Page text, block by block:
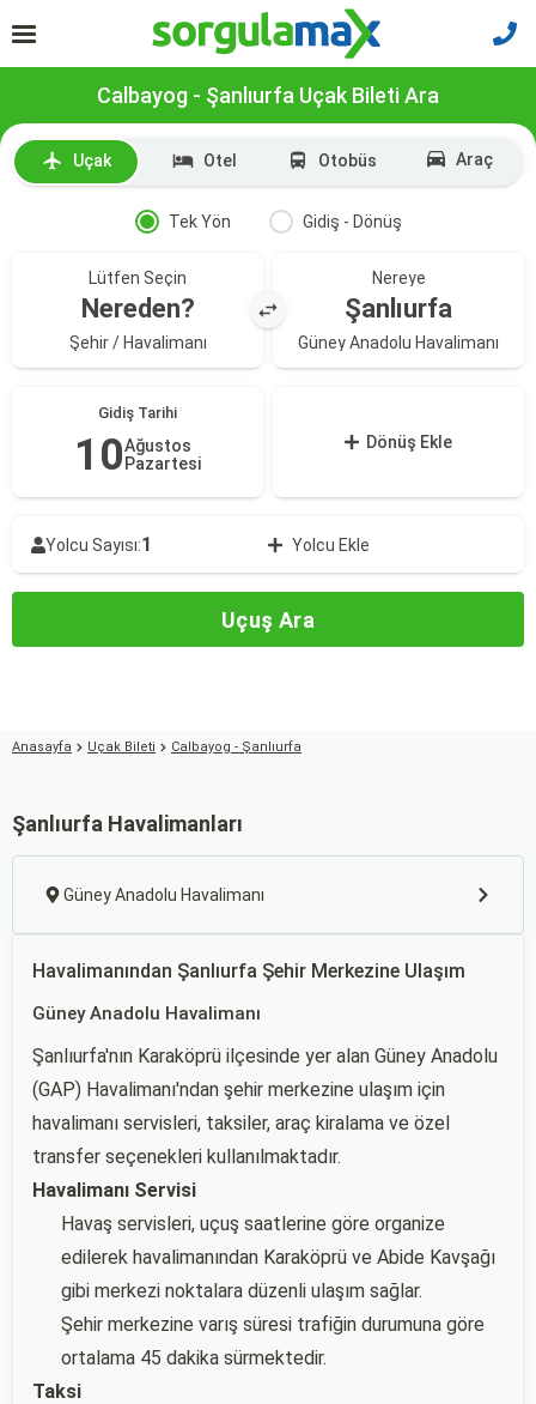
Calbayog - Şanlıurfa Uçak Bileti Ara
Uçak Otel Otobüs Araç
Tek Yön Gidiş - Dönüş
Lütfen Seçin
Nereden?
Şehir / Havalimanı
Nereye
Şanlıurfa
Güney Anadolu Havalimanı
Gidiş Tarihi
10Ağustos
Pazartesi
Dönüş Ekle
Yolcu Sayısı:1 Yolcu Ekle
Uçuş Ara
Anasayfa Uçak Bileti Calbayog - Şanlıurfa
Şanlıurfa Havalimanları
Güney Anadolu Havalimanı
Havalimanından Şanlıurfa Şehir Merkezine Ulaşım
Güney Anadolu Havalimanı
Şanlıurfa'nın Karaköprü ilçesinde yer alan Güney Anadolu
(GAP) Havalimanı'ndan şehir merkezine ulaşım için
havalimanı servisleri, taksiler, araç kiralama ve özel
transfer seçenekleri kullanılmaktadır.
Havalimanı Servisi
Havaş servisleri, uçuş saatlerine göre organize
edilerek havalimanından Karaköprü ve Abide Kavşağı
gibi merkezi noktalara düzenli ulaşım sağlar.
Şehir merkezine varış süresi trafiğin durumuna göre
ortalama 45 dakika sürmektedir.
Taksi